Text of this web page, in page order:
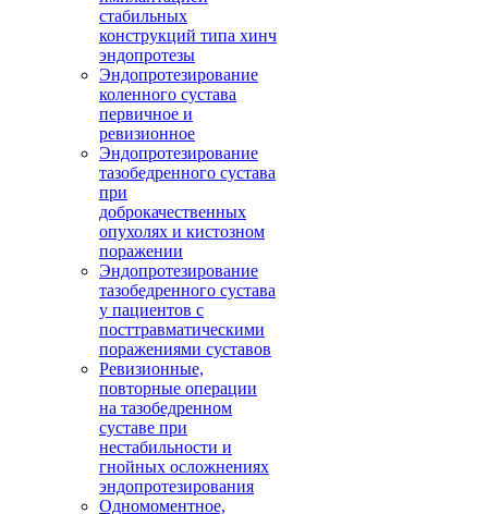
стабильных
конструкций типа хинч
эндопротезы
Эндопротезирование
коленного сустава
первичное и
ревизионное
Эндопротезирование
тазобедренного сустава
при
доброкачественных
опухолях и кистозном
поражении
Эндопротезирование
тазобедренного сустава
у пациентов с
посттравматическими
поражениями суставов
Ревизионные,
повторные операции
на тазобедренном
суставе при
нестабильности и
гнойных осложнениях
эндопротезирования
Одномоментное,